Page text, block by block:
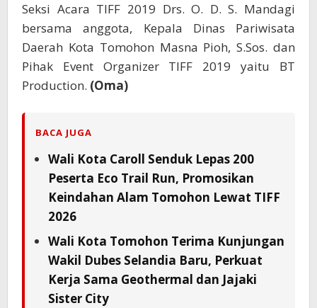
Seksi Acara TIFF 2019 Drs. O. D. S. Mandagi
bersama anggota, Kepala Dinas Pariwisata
Daerah Kota Tomohon Masna Pioh, S.Sos. dan
Pihak Event Organizer TIFF 2019 yaitu BT
Production. (Oma)
BACA JUGA
Wali Kota Caroll Senduk Lepas 200
Peserta Eco Trail Run, Promosikan
Keindahan Alam Tomohon Lewat TIFF
2026
Wali Kota Tomohon Terima Kunjungan
Wakil Dubes Selandia Baru, Perkuat
Kerja Sama Geothermal dan Jajaki
Sister City